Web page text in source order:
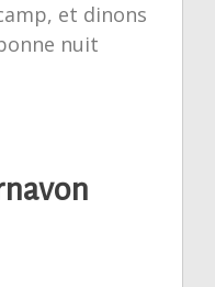
et dinons
nuit